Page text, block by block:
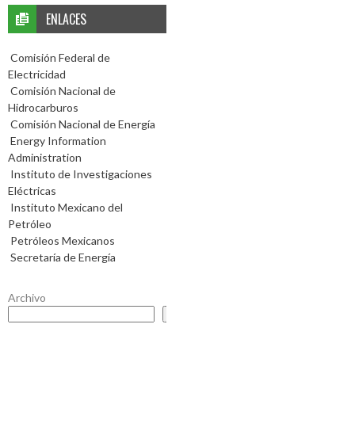
ENLACES
Comisión Federal de
Electricidad
Comisión Nacional de
Hidrocarburos
Comisión Nacional de Energía
Energy Information
Administration
Instituto de Investigaciones
Eléctricas
Instituto Mexicano del
Petróleo
Petróleos Mexicanos
Secretaría de Energía
Archivo